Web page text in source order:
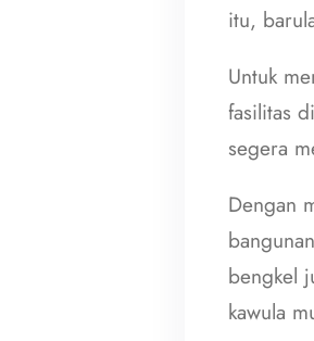
itu,
Untuk
fasilitas
segera
Dengan
bengkel
kawula